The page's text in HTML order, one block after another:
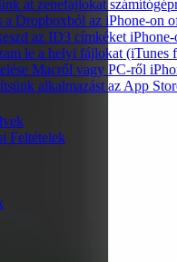
át zenefájlokat
a Dropboxból az iPhone-on
az ID3 címkéket
le a helyi fájlokat (iTunes
Macről vagy PC-ről
alkalmazást az App
Feltételek